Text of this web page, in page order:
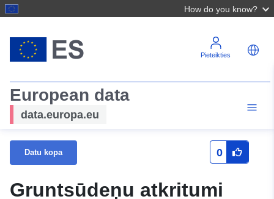
How do you know?
Pieteikties
European data
data.europa.eu
Datu kopa 0
Gruntsūdeņu atkritumi